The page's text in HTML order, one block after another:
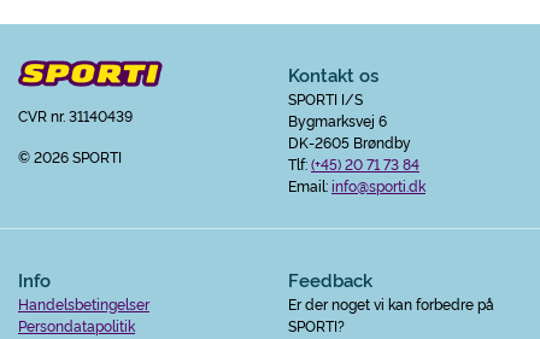
CVR nr. 31140439
© 2026 SPORTI
Kontakt os
SPORTI I/S
Bygmarksvej 6
DK-2605 Brøndby
Tlf:(+45) 20 71 73 84
Email:info@sporti.dk
Info
Handelsbetingelser
Persondatapolitik
Feedback
Er der noget vi kan forbedre på
SPORTI?